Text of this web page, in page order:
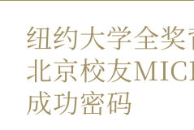
纽约大学全
北京校友
成功密码